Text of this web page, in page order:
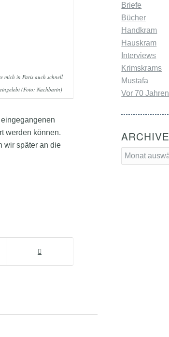
mich in Paris auch schnell
(Foto: Nachbarin)
werden können.
wir später an die
Briefe
Bücher
Handkram
Hauskram
Interviews
Krimskrams
Mustafa
Vor 70 Jahren
ARCHIVE